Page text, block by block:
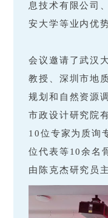
息技术有限公司
安大学等业内优
会议邀请了武汉
教授、深圳市地
规划和自然资源
市政设计研究院
10位专家为质询
位代表等10余名
由陈克杰研究员